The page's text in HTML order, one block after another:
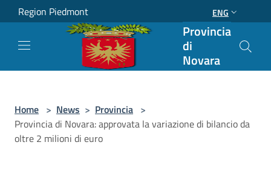
Salta al contenuto principale
Region Piedmont ENG
Provincia
di
Novara
Home > News > Provincia >
Provincia di Novara: approvata la variazione di bilancio da
oltre 2 milioni di euro